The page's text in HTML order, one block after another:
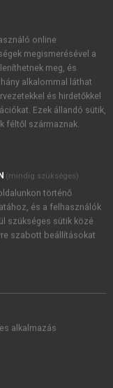
is
10-én
levelében a
azelőtt
Rádl
hosszabb és
büszkeségem
olyan
Nagyváradlap
online
megismerésével a
meg, és
alkalommal láthat
és hirdetőkkel
Ezek állandó sütik,
féltől származnak.
(mindig szükséges)
történő
és a felhasználók
szükséges sütik közé
szabott beállításokat
alkalmazás